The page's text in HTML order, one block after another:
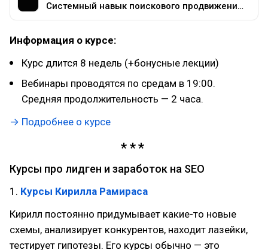
Системный навык поискового продвижения 2.0
Информация о курсе:
Курс длится 8 недель (+бонусные лекции)
Вебинары проводятся по средам в 19:00.
Средняя продолжительность — 2 часа.
→ Подробнее о курсе
Курсы про лидген и заработок на SEO
1. Курсы Кирилла Рамираса
Кирилл постоянно придумывает какие-то новые
схемы, анализирует конкурентов, находит лазейки,
тестирует гипотезы. Его курсы обычно — это